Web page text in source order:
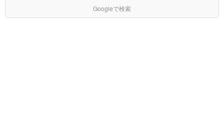
Googleで検索